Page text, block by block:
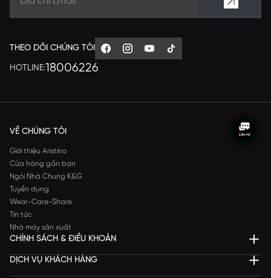
THEO DÕI CHÚNG TÔI
HOTLINE:18006226
VỀ CHÚNG TÔI
Giới thiệu Aristino
Cửa hàng gần bạn
Ngôi Nhà Chung K&G
Tuyển dụng
Wear-Care-Share
Tin tức
Nhà máy sản xuất
CHÍNH SÁCH & ĐIỀU KHOẢN
DỊCH VỤ KHÁCH HÀNG